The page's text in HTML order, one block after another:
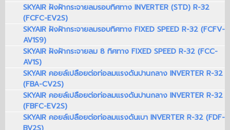
SKYAIR ฝังฝ้ากระจายลมรอบทิศทาง INVERTER (STD) R-32
(FCFC-EV2S)
SKYAIR ฝังฝ้ากระจายลมรอบทิศทาง FIXED SPEED R-32 (FCFV-
AV1S9)
SKYAIR ฝังฝ้ากระจายลม 8 ทิศทาง FIXED SPEED R-32 (FCC-
AV1S)
SKYAIR คอยล์เปลือยต่อท่อลมแรงดันปานกลาง INVERTER R-32
(FBA-CV2S)
SKYAIR คอยล์เปลือยต่อท่อลมแรงดันปานกลาง INVERTER R-32
(FBFC-EV2S)
SKYAIR คอยล์เปลือยต่อท่อลมแรงดันเบา INVERTER R-32 (FDF-